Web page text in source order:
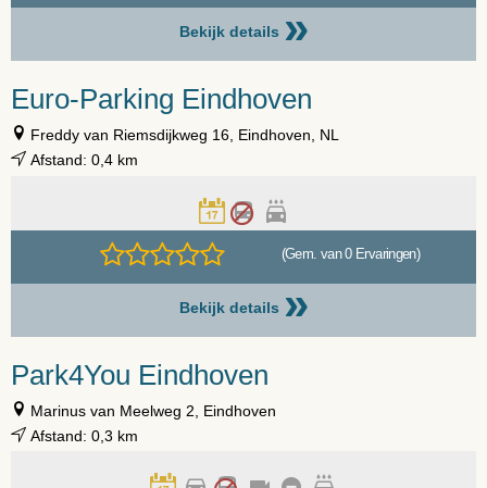
Bekijk details »
Euro-Parking Eindhoven
Freddy van Riemsdijkweg 16, Eindhoven, NL
Afstand: 0,4 km
(Gem. van 0 Ervaringen)
Bekijk details »
Park4You Eindhoven
Marinus van Meelweg 2, Eindhoven
Afstand: 0,3 km